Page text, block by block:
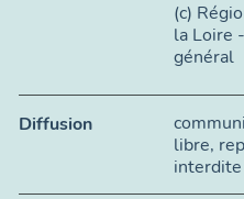
(c)
la Loire
général
Diffusion
libre,
interdite